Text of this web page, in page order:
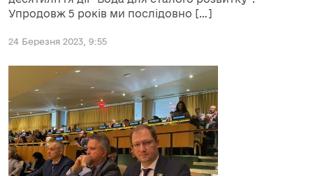
Упродовж 5 років ми послідовно […]
24 Березня 2023, 9:55